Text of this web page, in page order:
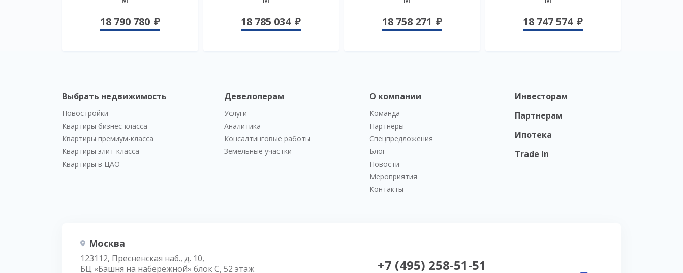
18 790 780 18 785 034 18 758 271 18 747 574
Выбрать недвижимость
Новостройки
Квартиры бизнес-класса
Квартиры премиум-класса
Квартиры элит-класса
Квартиры в ЦАО
Девелоперам
Услуги
Аналитика
Консалтинговые работы
Земельные участки
О компании
Команда
Партнеры
Спецпредложения
Блог
Новости
Мероприятия
Контакты
Инвесторам
Партнерам
Ипотека
Trade In
Москва
123112, Пресненская наб., д. 10,
БЦ «Башня на набережной» блок С, 52 этаж
+7 (495) 258-51-51